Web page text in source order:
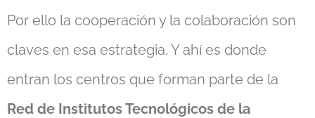
Por ello la cooperación y la colaboración son
claves en esa estrategia. Y ahí es donde
entran los centros que forman parte de la
Red de Institutos Tecnológicos de la